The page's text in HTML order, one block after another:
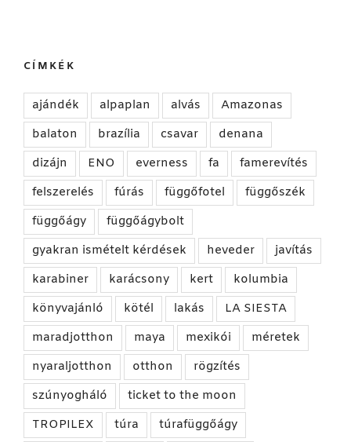
CÍMKÉK
ajándék alpaplan alvás
Amazonas
balaton
brazília csavar
denana
dizájn
ENO everness fa
famerevítés
felszerelés
fúrás függőfotel
függőszék
függőágy
függőágybolt
gyakran ismételt kérdések
heveder
javítás
karabiner
karácsony kert
kolumbia
könyvajánló
kötél lakás
LA SIESTA
maradjotthon
maya mexikói
méretek
nyaraljotthon
otthon
rögzítés
szúnyogháló
ticket to the moon
TROPILEX
túra túrafüggőágy